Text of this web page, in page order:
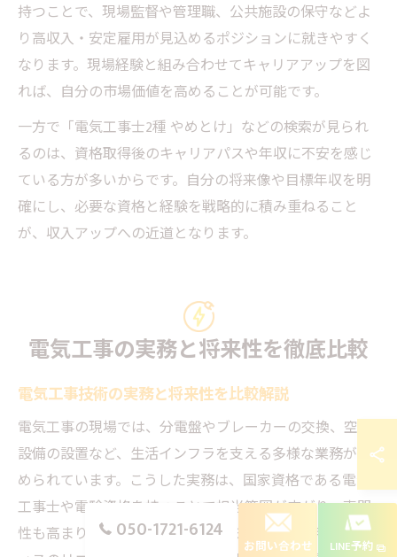
持つことで、現場監督や管理職、公共施設の保守などよ
り高収入・安定雇用が見込めるポジションに就きやすく
なります。現場経験と組み合わせてキャリアアップを図
れば、自分の市場価値を高めることが可能です。
一方で「電気工事士2種 やめとけ」などの検索が見られ
るのは、資格取得後のキャリアパスや年収に不安を感じ
ている方が多いからです。自分の将来像や目標年収を明
確にし、必要な資格と経験を戦略的に積み重ねること
が、収入アップへの近道となります。
電気工事の実務と将来性を徹底比較
電気工事技術の実務と将来性を比較解説
電気工事の現場では、分電盤やブレーカーの交換、空調
設備の設置など、生活インフラを支える多様な業務が求
められています。こうした実務は、国家資格である電気
工事士や電験資格を持つことで担当範囲が広がり、専門
性も高まります。将来性の観点から見ると、住宅やオフ
050-1721-6124
お問い合わせ LINE予約